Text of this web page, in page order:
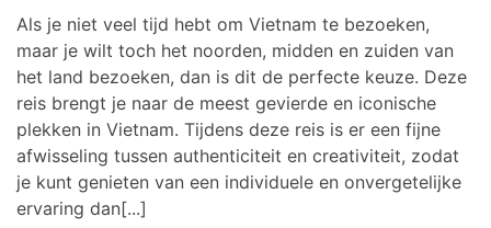
Als je niet veel tijd hebt om Vietnam te bezoeken,
maar je wilt toch het noorden, midden en zuiden van
het land bezoeken, dan is dit de perfecte keuze. Deze
reis brengt je naar de meest gevierde en iconische
plekken in Vietnam. Tijdens deze reis is er een fijne
afwisseling tussen authenticiteit en creativiteit, zodat
je kunt genieten van een individuele en onvergetelijke
ervaring dan[...]